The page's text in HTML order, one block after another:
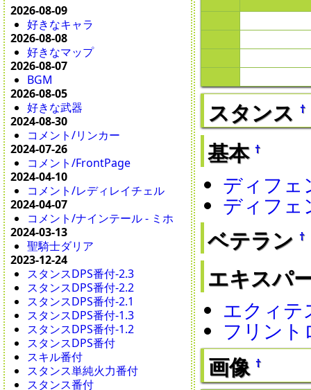
2026-08-09
好きなキャラ
2026-08-08
好きなマップ
2026-08-07
BGM
2026-08-05
好きな武器
2024-08-30
コメント/リンカー
2024-07-26
コメント/FrontPage
2024-04-10
コメント/レディレイチェル
2024-04-07
コメント/ナインテール - ミホ
2024-03-13
聖騎士ダリア
2023-12-24
スタンスDPS番付-2.3
スタンスDPS番付-2.2
スタンスDPS番付-2.1
スタンスDPS番付-1.3
スタンスDPS番付-1.2
スタンスDPS番付
スキル番付
スタンス単純火力番付
スタンス番付
スタンス †
基本 †
ディフェ
ディフェ
ベテラン †
エキスパ
エクィテ
フリント
画像 †